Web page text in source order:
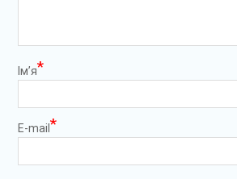
Ім’я*
E-mail *